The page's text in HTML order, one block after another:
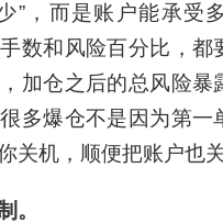
”，而是账户能承受
数和风险百分比，都
加仓之后的总风险暴
多爆仓不是因为第一
关机，顺便把账户也关
。